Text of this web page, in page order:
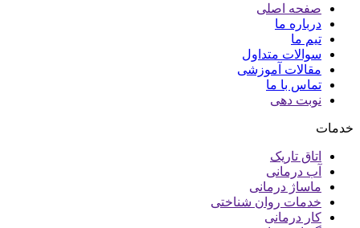
صفحه اصلی
درباره ما
تیم ما
سوالات متداول
مقالات آموزشی
تماس با ما
نوبت دهی
خدمات
اتاق تاریک
آب درمانی
ماساژ درمانی
خدمات روان شناختی
کار درمانی